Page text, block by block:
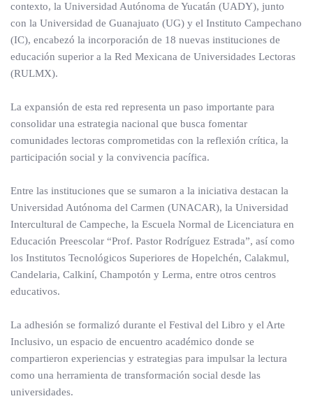
contexto, la Universidad Autónoma de Yucatán (UADY), junto
con la Universidad de Guanajuato (UG) y el Instituto Campechano
(IC), encabezó la incorporación de 18 nuevas instituciones de
educación superior a la Red Mexicana de Universidades Lectoras
(RULMX).
La expansión de esta red representa un paso importante para
consolidar una estrategia nacional que busca fomentar
comunidades lectoras comprometidas con la reflexión crítica, la
participación social y la convivencia pacífica.
Entre las instituciones que se sumaron a la iniciativa destacan la
Universidad Autónoma del Carmen (UNACAR), la Universidad
Intercultural de Campeche, la Escuela Normal de Licenciatura en
Educación Preescolar “Prof. Pastor Rodríguez Estrada”, así como
los Institutos Tecnológicos Superiores de Hopelchén, Calakmul,
Candelaria, Calkiní, Champotón y Lerma, entre otros centros
educativos.
La adhesión se formalizó durante el Festival del Libro y el Arte
Inclusivo, un espacio de encuentro académico donde se
compartieron experiencias y estrategias para impulsar la lectura
como una herramienta de transformación social desde las
universidades.